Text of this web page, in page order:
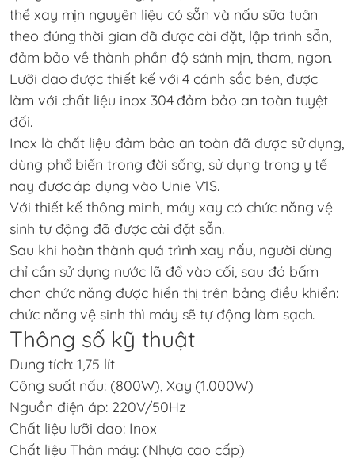
thể xay mịn nguyên liệu có sẵn và nấu sữa tuân
theo đúng thời gian đã được cài đặt, lập trình sẵn,
đảm bảo về thành phần độ sánh mịn, thơm, ngon.
Lưỡi dao được thiết kế với 4 cánh sắc bén, được
làm với chất liệu inox 304 đảm bảo an toàn tuyệt
đối.
Inox là chất liệu đảm bảo an toàn đã được sử dụng,
dùng phổ biến trong đời sống, sử dụng trong y tế
nay được áp dụng vào Unie V1S.
Với thiết kế thông minh, máy xay có chức năng vệ
sinh tự động đã được cài đặt sẵn.
Sau khi hoàn thành quá trình xay nấu, người dùng
chỉ cần sử dụng nước lã đổ vào cối, sau đó bấm
chọn chức năng được hiển thị trên bảng điều khiển:
chức năng vệ sinh thì máy sẽ tự động làm sạch.
Thông số kỹ thuật
Dung tích: 1,75 lít
Công suất nấu: (800W), Xay (1.000W)
Nguồn điện áp: 220V/50Hz
Chất liệu lưỡi dao: Inox
Chất liệu Thân máy: (Nhựa cao cấp)